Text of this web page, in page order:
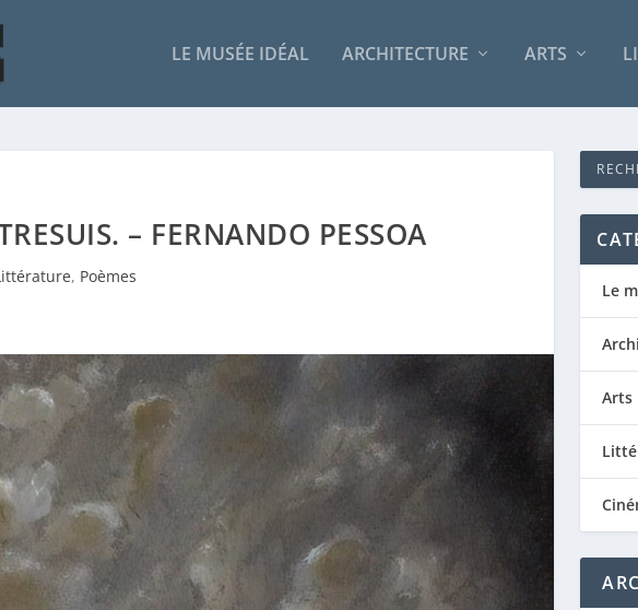
LE MUSÉE IDÉAL ARCHITECTURE ARTS
– FERNANDO PESSOA
, Poèmes
Le
Arts